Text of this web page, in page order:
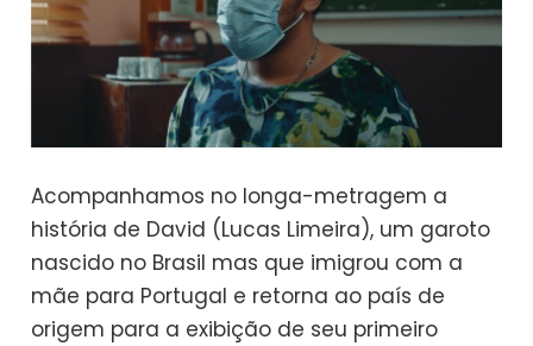
Acompanhamos no longa-metragem a
história de David (Lucas Limeira), um garoto
nascido no Brasil mas que imigrou com a
mãe para Portugal e retorna ao país de
origem para a exibição de seu primeiro